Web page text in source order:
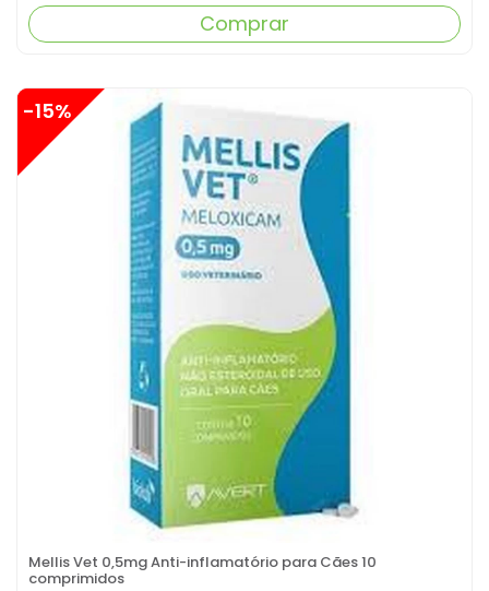
Comprar
Mellis Vet 0,5mg Anti-inflamatório para Cães 10
comprimidos
-15%